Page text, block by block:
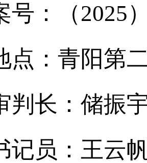
号：（2025
点：青阳第
判长：储振
记员：王云